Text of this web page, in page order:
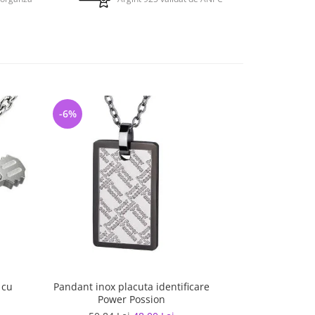
Pandant inox placuta identificare
Power Possion
-6%